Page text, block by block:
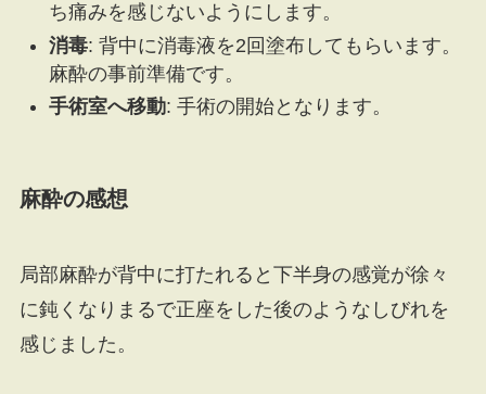
ち痛みを感じないようにします。
消毒: 背中に消毒液を2回塗布してもらいます。
麻酔の事前準備です。
手術室へ移動: 手術の開始となります。
麻酔の感想
局部麻酔が背中に打たれると下半身の感覚が徐々
に鈍くなりまるで正座をした後のようなしびれを
感じました。